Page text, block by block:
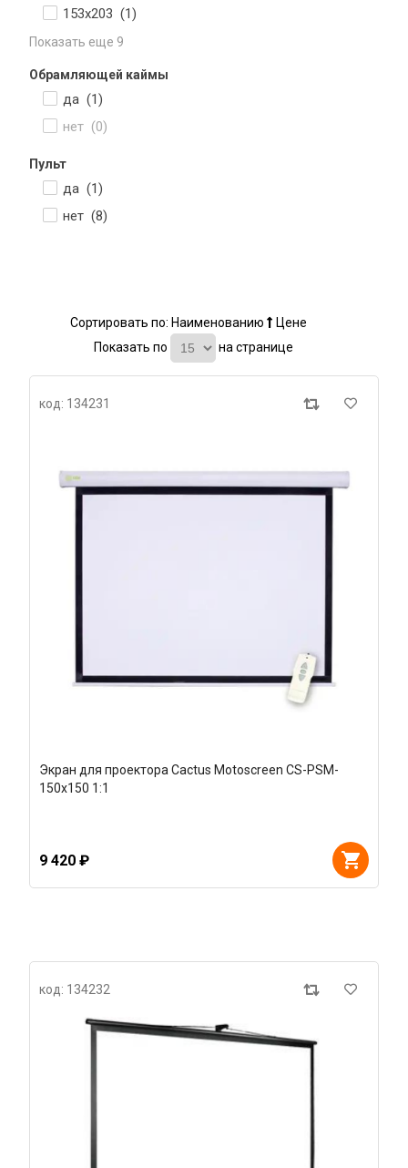
153х203 (1)
Показать еще 9
Обрамляющей каймы
да (1)
нет (0)
Пульт
да (1)
нет (8)
Сортировать по: Наименованию
Цене
Показать по
на странице
код: 134231
Экран для проектора Cactus Motoscreen CS-PSM-
150x150 1:1
9 420 ₽
код: 134232